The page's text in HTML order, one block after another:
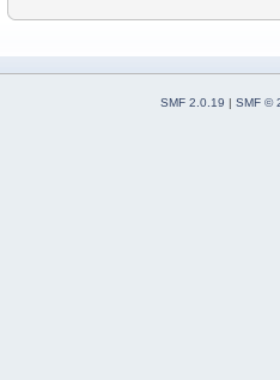
SMF 2.0.19 | SMF ©